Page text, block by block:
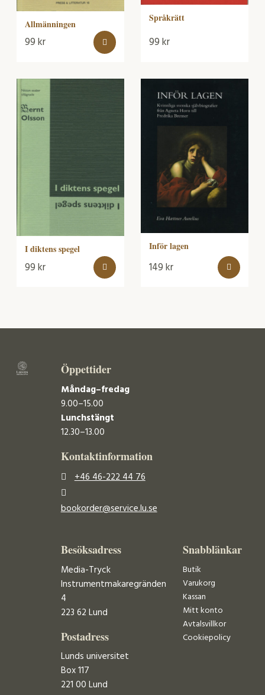
Allmänningen
99kr
Språkrätt
99kr
I diktens spegel
99kr
Inför lagen
149kr
Öppettider
Måndag–fredag
9.00–15.00
Lunchstängt
12.30–13.00
Kontaktinformation
+46 46-222 44 76
bookorder@service.lu.se
Besöksadress
Media-Tryck
Instrumentmakaregränden
4
223 62 Lund
Postadress
Lunds universitet
Box 117
221 00 Lund
Snabblänkar
Butik
Varukorg
Kassan
Mitt konto
Avtalsvillkor
Cookiepolicy